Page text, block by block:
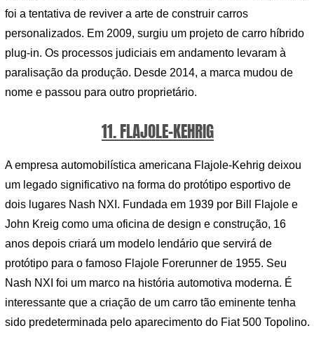
foi a tentativa de reviver a arte de construir carros
personalizados. Em 2009, surgiu um projeto de carro híbrido
plug-in. Os processos judiciais em andamento levaram à
paralisação da produção. Desde 2014, a marca mudou de
nome e passou para outro proprietário.
11. FLAJOLE-KEHRIG
A empresa automobilística americana Flajole-Kehrig deixou
um legado significativo na forma do protótipo esportivo de
dois lugares Nash NXI. Fundada em 1939 por Bill Flajole e
John Kreig como uma oficina de design e construção, 16
anos depois criará um modelo lendário que servirá de
protótipo para o famoso Flajole Forerunner de 1955. Seu
Nash NXI foi um marco na história automotiva moderna. É
interessante que a criação de um carro tão eminente tenha
sido predeterminada pelo aparecimento do Fiat 500 Topolino.